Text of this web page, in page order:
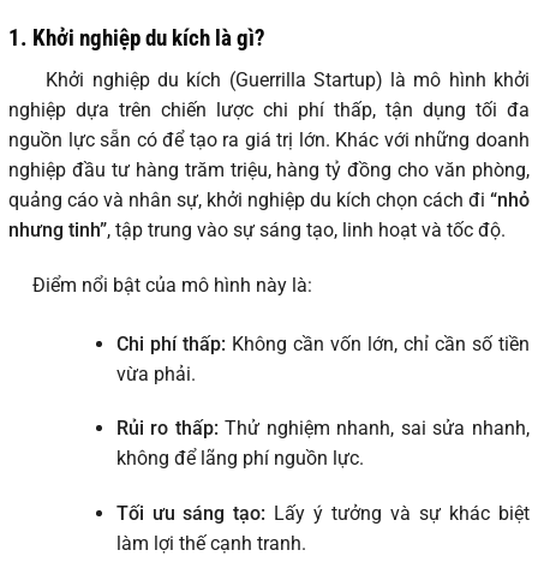
1. Khởi nghiệp du kích là gì?
Khởi nghiệp du kích (Guerrilla Startup) là mô hình khởi
nghiệp dựa trên chiến lược chi phí thấp, tận dụng tối đa
nguồn lực sẵn có để tạo ra giá trị lớn. Khác với những doanh
nghiệp đầu tư hàng trăm triệu, hàng tỷ đồng cho văn phòng,
quảng cáo và nhân sự, khởi nghiệp du kích chọn cách đi “nhỏ
nhưng tinh”, tập trung vào sự sáng tạo, linh hoạt và tốc độ.
Điểm nổi bật của mô hình này là:
Chi phí thấp: Không cần vốn lớn, chỉ cần số tiền
vừa phải.
Rủi ro thấp: Thử nghiệm nhanh, sai sửa nhanh,
không để lãng phí nguồn lực.
Tối ưu sáng tạo: Lấy ý tưởng và sự khác biệt
làm lợi thế cạnh tranh.